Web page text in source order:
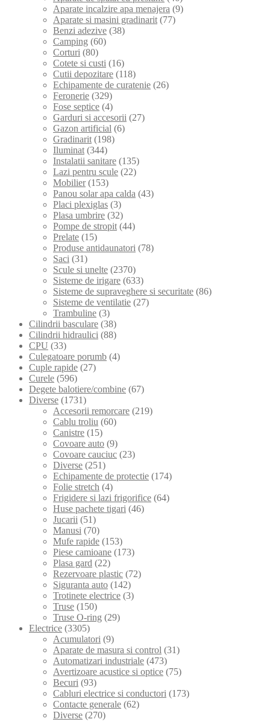
Aparate incalzire apa menajera (9)
Aparate si masini gradinarit (77)
Benzi adezive (38)
Camping (60)
Corturi (80)
Cotete si custi (16)
Cutii depozitare (118)
Echipamente de curatenie (26)
Feronerie (329)
Fose septice (4)
Garduri si accesorii (27)
Gazon artificial (6)
Gradinarit (198)
Iluminat (344)
Instalatii sanitare (135)
Lazi pentru scule (22)
Mobilier (153)
Panou solar apa calda (43)
Placi plexiglas (3)
Plasa umbrire (32)
Pompe de stropit (44)
Prelate (15)
Produse antidaunatori (78)
Saci (31)
Scule si unelte (2370)
Sisteme de irigare (633)
Sisteme de supraveghere si securitate (86)
Sisteme de ventilatie (27)
Trambuline (3)
Cilindrii basculare (38)
Cilindrii hidraulici (88)
CPU (33)
Culegatoare porumb (4)
Cuple rapide (27)
Curele (596)
Degete balotiere/combine (67)
Diverse (1731)
Accesorii remorcare (219)
Cablu troliu (60)
Canistre (15)
Covoare auto (9)
Covoare cauciuc (23)
Diverse (251)
Echipamente de protectie (174)
Folie stretch (4)
Frigidere si lazi frigorifice (64)
Huse pachete tigari (46)
Jucarii (51)
Manusi (70)
Mufe rapide (153)
Piese camioane (173)
Plasa gard (22)
Rezervoare plastic (72)
Siguranta auto (142)
Trotinete electrice (3)
Truse (150)
Truse O-ring (29)
Electrice (3305)
Acumulatori (9)
Aparate de masura si control (31)
Automatizari industriale (473)
Avertizoare acustice si optice (75)
Becuri (93)
Cabluri electrice si conductori (173)
Contacte generale (62)
Diverse (270)